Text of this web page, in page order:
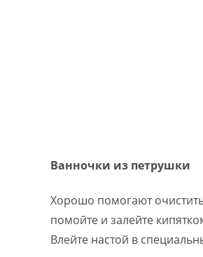
Ванночки из петрушки
Хорошо помогают
помойте и залейте
Влейте настой в